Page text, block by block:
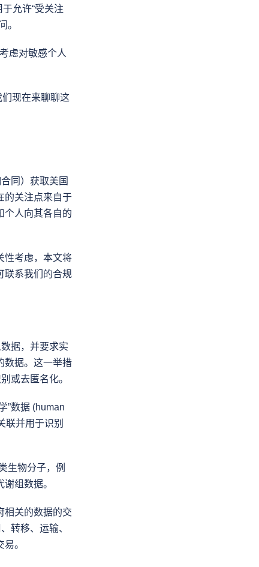
允许“受关注
。
虑对敏感个人
们现在来聊聊这
同）获取美国
的关注点来自于
个人向其各自的
性考虑，本文将
联系我们的合规
据，并要求实
数据。这一举措
或去匿名化。
”数据 (human
联并用于识别
生物分子，例
组数据。
相关的数据的交
转移、运输、
。